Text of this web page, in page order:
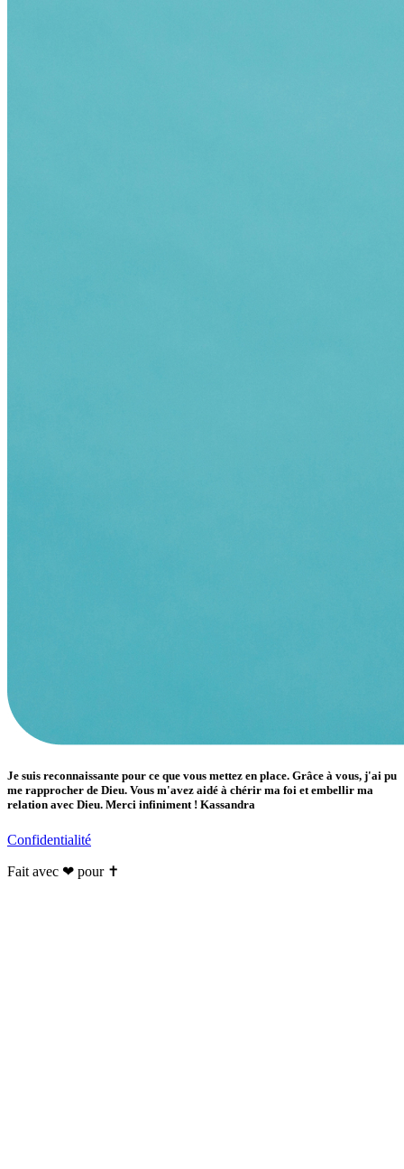
Je suis reconnaissante pour ce que vous mettez en place. Grâce à vous, j'ai pu
me rapprocher de Dieu. Vous m'avez aidé à chérir ma foi et embellir ma
relation avec Dieu. Merci infiniment ! Kassandra
Confidentialité
Fait avec ❤ pour ✝️️